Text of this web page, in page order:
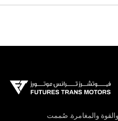
والمغامرة. صُممت